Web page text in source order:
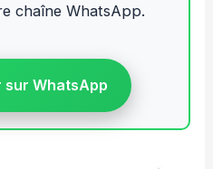
chaîne WhatsApp.
sur WhatsApp